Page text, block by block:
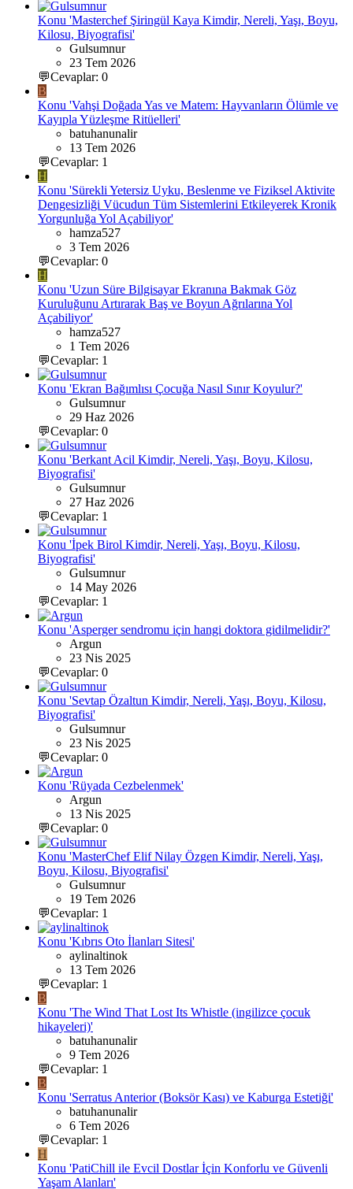
Konu 'Masterchef Şiringül Kaya Kimdir, Nereli, Yaşı, Boyu,
Kilosu, Biyografisi'
Gulsumnur
23 Tem 2026
💬Cevaplar: 0
B
Konu 'Vahşi Doğada Yas ve Matem: Hayvanların Ölümle ve
Kayıpla Yüzleşme Ritüelleri'
batuhanunalir
13 Tem 2026
💬Cevaplar: 1
H
Konu 'Sürekli Yetersiz Uyku, Beslenme ve Fiziksel Aktivite
Dengesizliği Vücudun Tüm Sistemlerini Etkileyerek Kronik
Yorgunluğa Yol Açabiliyor'
hamza527
3 Tem 2026
💬Cevaplar: 0
H
Konu 'Uzun Süre Bilgisayar Ekranına Bakmak Göz
Kuruluğunu Artırarak Baş ve Boyun Ağrılarına Yol
Açabiliyor'
hamza527
1 Tem 2026
💬Cevaplar: 1
Konu 'Ekran Bağımlısı Çocuğa Nasıl Sınır Koyulur?'
Gulsumnur
29 Haz 2026
💬Cevaplar: 0
Konu 'Berkant Acil Kimdir, Nereli, Yaşı, Boyu, Kilosu,
Biyografisi'
Gulsumnur
27 Haz 2026
💬Cevaplar: 1
Konu 'İpek Birol Kimdir, Nereli, Yaşı, Boyu, Kilosu,
Biyografisi'
Gulsumnur
14 May 2026
💬Cevaplar: 1
Konu 'Asperger sendromu için hangi doktora gidilmelidir?'
Argun
23 Nis 2025
💬Cevaplar: 0
Konu 'Sevtap Özaltun Kimdir, Nereli, Yaşı, Boyu, Kilosu,
Biyografisi'
Gulsumnur
23 Nis 2025
💬Cevaplar: 0
Konu 'Rüyada Cezbelenmek'
Argun
13 Nis 2025
💬Cevaplar: 0
Konu 'MasterChef Elif Nilay Özgen Kimdir, Nereli, Yaşı,
Boyu, Kilosu, Biyografisi'
Gulsumnur
19 Tem 2026
💬Cevaplar: 1
Konu 'Kıbrıs Oto İlanları Sitesi'
aylinaltinok
13 Tem 2026
💬Cevaplar: 1
B
Konu 'The Wind That Lost Its Whistle (ingilizce çocuk
hikayeleri)'
batuhanunalir
9 Tem 2026
💬Cevaplar: 1
B
Konu 'Serratus Anterior (Boksör Kası) ve Kaburga Estetiği'
batuhanunalir
6 Tem 2026
💬Cevaplar: 1
H
Konu 'PatiChill ile Evcil Dostlar İçin Konforlu ve Güvenli
Yaşam Alanları'